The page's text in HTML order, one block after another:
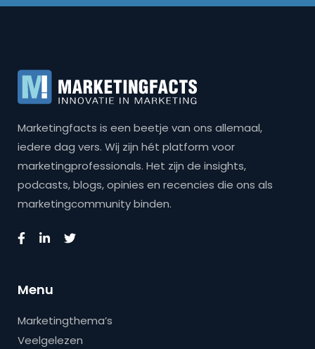
Marketingfacts is een beetje van ons allemaal,
iedere dag vers. Wij zijn hét platform voor
marketingprofessionals. Het zijn de insights,
podcasts, blogs, opinies en recencies die ons als
marketingcommunity binden.
Menu
Marketingthema’s
Veelgelezen